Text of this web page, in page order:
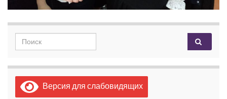
Search for:
Версия для слабовидящих